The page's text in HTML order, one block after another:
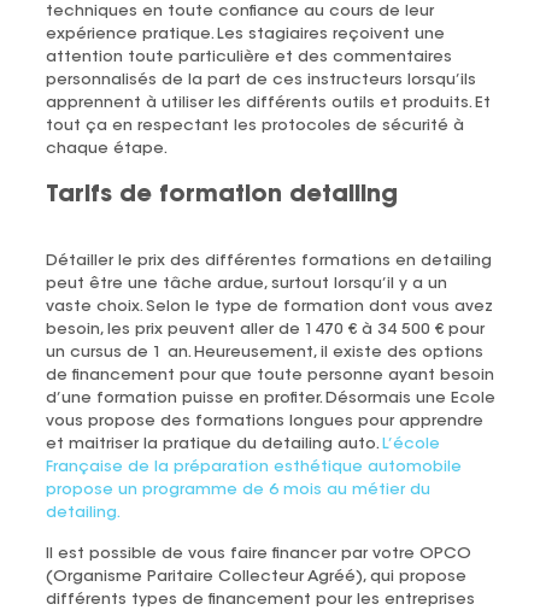
techniques en toute confiance au cours de leur
expérience pratique. Les stagiaires reçoivent une
attention toute particulière et des commentaires
personnalisés de la part de ces instructeurs lorsqu’ils
apprennent à utiliser les différents outils et produits. Et
tout ça en respectant les protocoles de sécurité à
chaque étape.
Tarifs de formation detailing
Détailler le prix des différentes formations en detailing
peut être une tâche ardue, surtout lorsqu’il y a un
vaste choix. Selon le type de formation dont vous avez
besoin, les prix peuvent aller de 1470 € à 34 500 € pour
un cursus de 1 an. Heureusement, il existe des options
de financement pour que toute personne ayant besoin
d’une formation puisse en profiter. Désormais une Ecole
vous propose des formations longues pour apprendre
et maitriser la pratique du detailing auto. L’école
Française de la préparation esthétique automobile
propose un programme de 6 mois au métier du
detailing.
Il est possible de vous faire financer par votre OPCO
(Organisme Paritaire Collecteur Agréé), qui propose
différents types de financement pour les entreprises